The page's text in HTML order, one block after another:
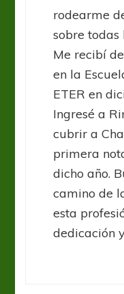
rodearme
sobre todas
Me recibí
en la
ETER en
Ingresé a
cubrir a
primera
dicho año.
camino de
esta
dedicación